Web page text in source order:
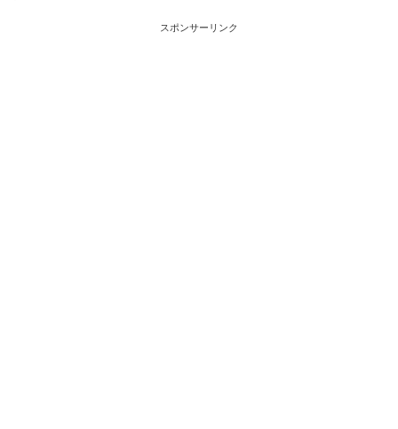
スポンサーリンク